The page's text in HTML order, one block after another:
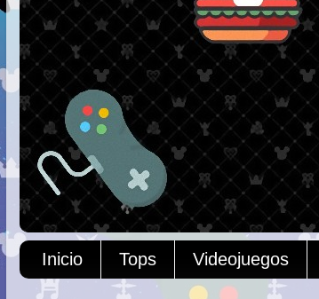
Inicio Tops Videojuegos